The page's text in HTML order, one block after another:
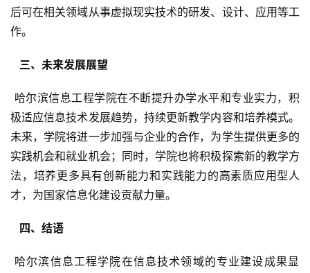
后可在相关领域从事虚拟现实技术的研发、设计、应用等工
作。
  三、未来发展展望
极适应信息技术发展趋势，持续更新教学内容和培养模式。
未来，学院将进一步加强与企业的合作，为学生提供更多的
实践机会和就业机会；同时，学院也将积极探索新的教学方
法，培养更多具有创新能力和实践能力的高素质应用型人
才，为国家信息化建设贡献力量。
  四、结语